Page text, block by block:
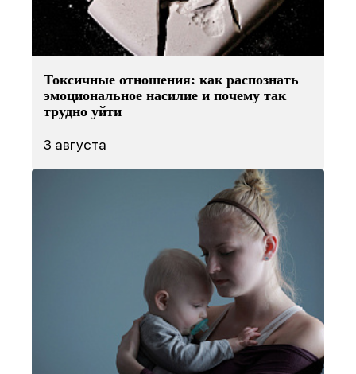
Токсичные отношения: как распознать
эмоциональное насилие и почему так
трудно уйти
3 августа